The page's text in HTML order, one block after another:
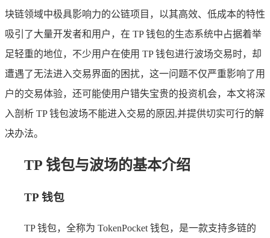
块链领域中极具影响力的公链项目，以其高效、低成本的特性
吸引了大量开发者和用户，在 TP 钱包的生态系统中占据着举
足轻重的地位，不少用户在使用 TP 钱包进行波场交易时，却
遭遇了无法进入交易界面的困扰，这一问题不仅严重影响了用
户的交易体验，还可能使用户错失宝贵的投资机会，本文将深
入剖析 TP 钱包波场不能进入交易的原因,并提供切实可行的解
决办法。
TP 钱包与波场的基本介绍
TP 钱包
TP 钱包，全称为 TokenPocket 钱包，是一款支持多链的